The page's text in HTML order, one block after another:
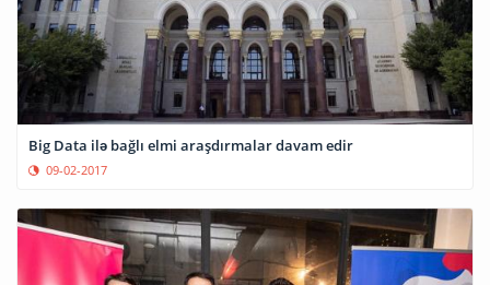
Big Data ilə bağlı elmi araşdırmalar davam edir
09-02-2017